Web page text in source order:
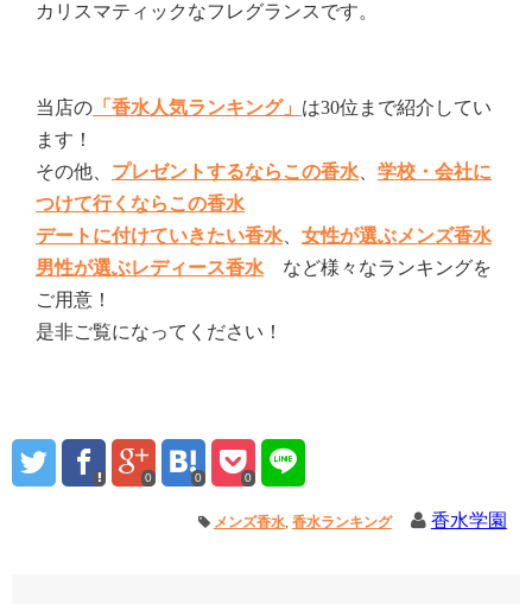
カリスマティックなフレグランスです。
当店の 「香水人気ランキング」 は30位まで紹介してい
ます！
その他、 プレゼントするならこの香水
学校・会社に
つけて行くならこの香水
デートに付けていきたい香水
女性が選ぶメンズ香水
男性が選ぶレディース香水 など様々なランキングを
ご用意！
是非ご覧になってください！
0 0 0
メンズ香水, 香水ランキング 香水学園